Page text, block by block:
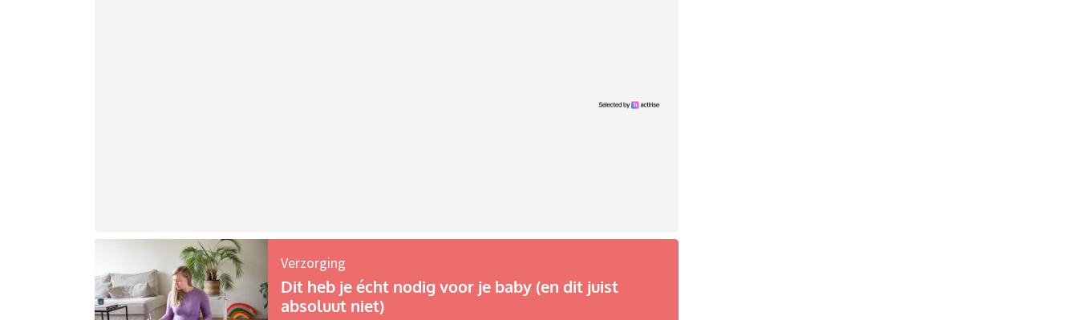
Verzorging
Dit heb je écht nodig voor je baby (en dit juist
absoluut niet)